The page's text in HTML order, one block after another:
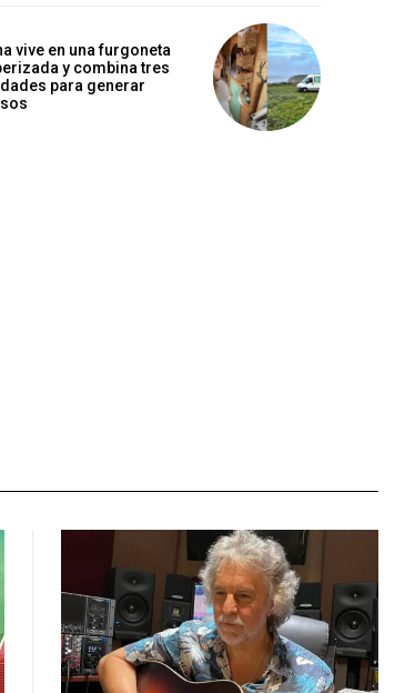
vive en una furgoneta
y combina tres
para generar